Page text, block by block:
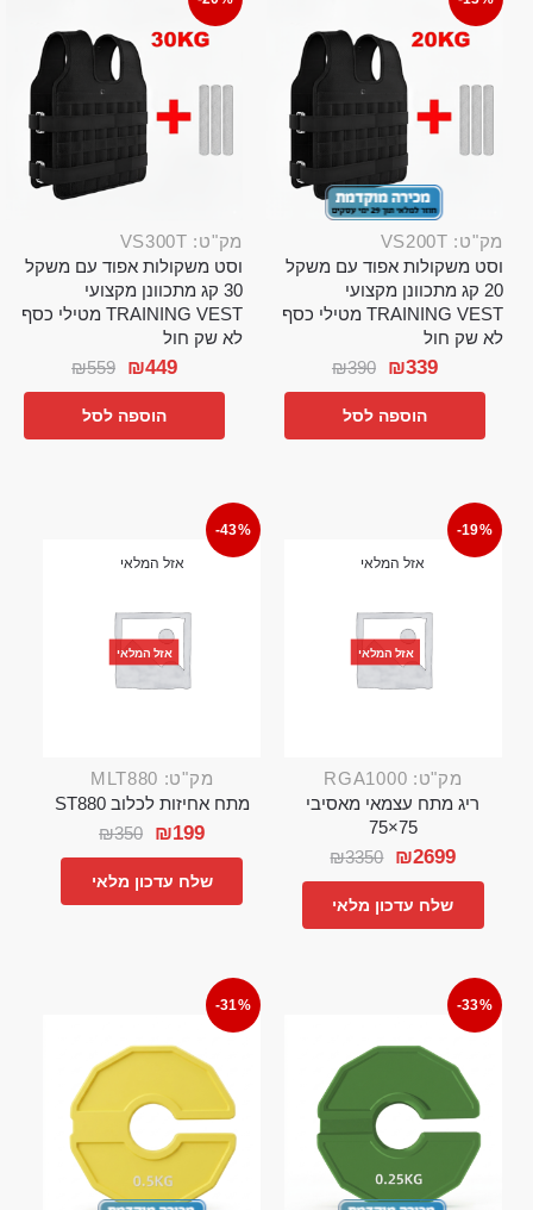
מק"ט: VS200T
וסט משקולות אפוד עם משקל
20 קג מתכוונן מקצועי
TRAINING VEST מטילי כסף
לא שק חול
₪390 ₪339
הוספה לסל
מק"ט: VS300T
וסט משקולות אפוד עם משקל
30 קג מתכוונן מקצועי
TRAINING VEST מטילי כסף
לא שק חול
₪559 ₪449
הוספה לסל
-19%
אזל המלאי
אזל המלאי
מק"ט: RGA1000
ריג מתח עצמאי מאסיבי
75×75
₪3350 ₪2699
שלח עדכון מלאי
-43%
אזל המלאי
אזל המלאי
מק"ט: MLT880
מתח אחיזות לכלוב ST880
₪350 ₪199
שלח עדכון מלאי
-33%
-31%